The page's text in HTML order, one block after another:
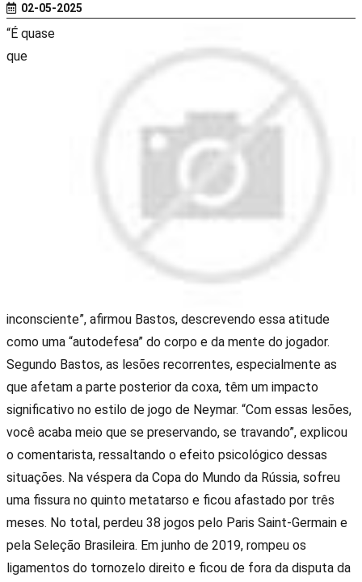
02-05-2025
“É quase
que
inconsciente”, afirmou Bastos, descrevendo essa atitude
como uma “autodefesa” do corpo e da mente do jogador.
Segundo Bastos, as lesões recorrentes, especialmente as
que afetam a parte posterior da coxa, têm um impacto
significativo no estilo de jogo de Neymar. “Com essas lesões,
você acaba meio que se preservando, se travando”, explicou
o comentarista, ressaltando o efeito psicológico dessas
situações. Na véspera da Copa do Mundo da Rússia, sofreu
uma fissura no quinto metatarso e ficou afastado por três
meses. No total, perdeu 38 jogos pelo Paris Saint-Germain e
pela Seleção Brasileira. Em junho de 2019, rompeu os
ligamentos do tornozelo direito e ficou de fora da disputa da